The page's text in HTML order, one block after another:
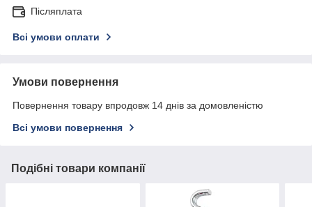
Післяплата
Всі умови оплати
Умови повернення
Повернення товару впродовж 14 днів за домовленістю
Всі умови повернення
Подібні товари компанії